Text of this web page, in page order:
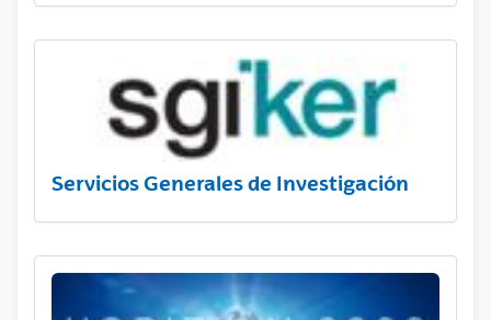
Servicios Generales de Investigación